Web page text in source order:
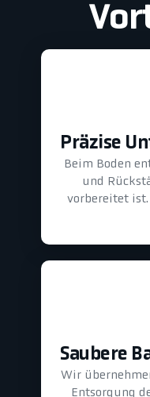
Präzise
Beim Boden
und
vorbereitet ist.
Saubere
Wir
Entsorgung